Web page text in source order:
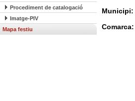
Procediment de catalogació
Imatge-PIV
Mapa festiu
Municipi:
Comarca: